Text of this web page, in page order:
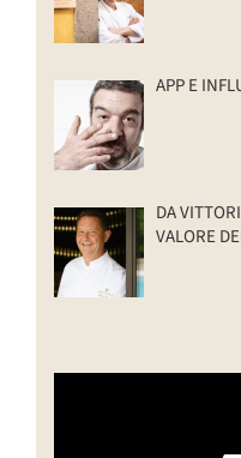
APP E
DA
VALORE